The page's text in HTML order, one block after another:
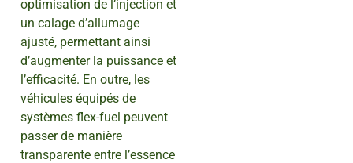
optimisation de l’injection et
un calage d’allumage
ajusté, permettant ainsi
d’augmenter la puissance et
l’efficacité. En outre, les
véhicules équipés de
systèmes flex-fuel peuvent
passer de manière
transparente entre l’essence